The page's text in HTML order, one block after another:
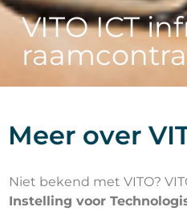
VITO ICT
Meer over
Niet bekend met VITO?
Instelling voor